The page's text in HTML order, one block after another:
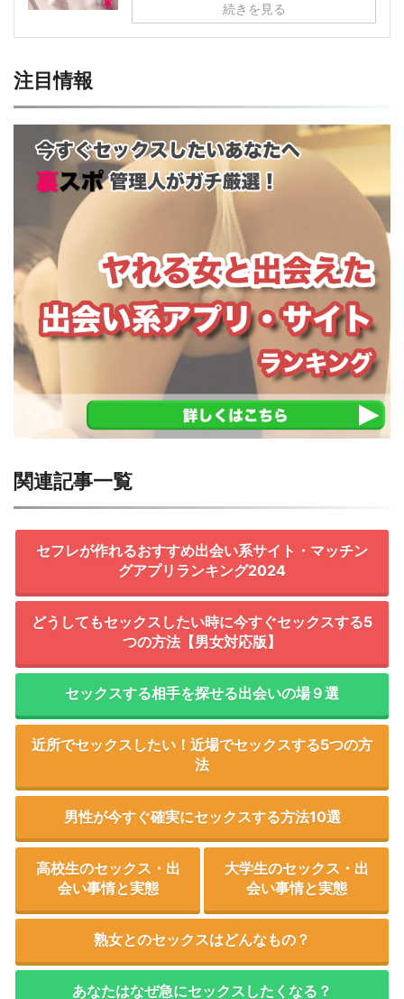
続きを見る
注目情報
関連記事一覧
セフレが作れるおすすめ出会い系サイト・マッチン
グアプリランキング2024
どうしてもセックスしたい時に今すぐセックスする5
つの方法【男女対応版】
セックスする相手を探せる出会いの場９選
近所でセックスしたい！近場でセックスする5つの方
法
男性が今すぐ確実にセックスする方法10選
高校生のセックス・出
会い事情と実態
大学生のセックス・出
会い事情と実態
熟女とのセックスはどんなもの？
あなたはなぜ急にセックスしたくなる？